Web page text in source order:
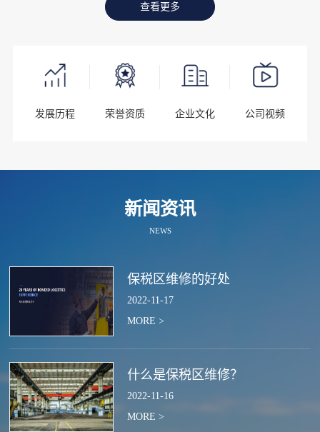
查看更多
发展历程 荣誉资质 企业文化 公司视频
新闻资讯
NEWS
保税区维修的好处
2022-11-17
MORE >
什么是保税区维修？
2022-11-16
MORE >